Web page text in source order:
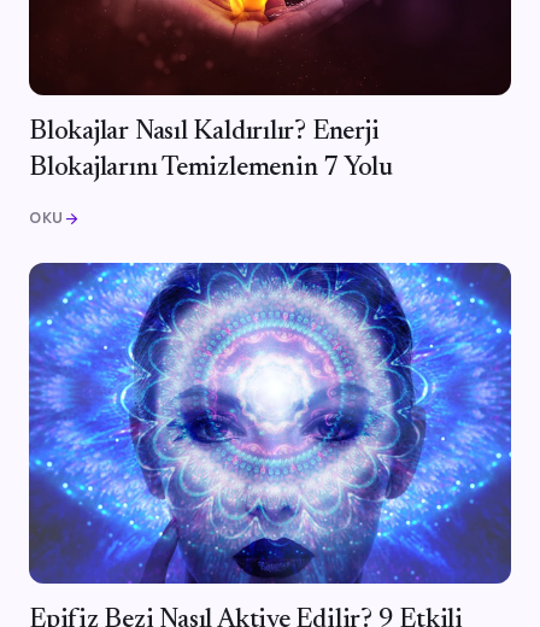
Blokajlar Nasıl Kaldırılır? Enerji
Blokajlarını Temizlemenin 7 Yolu
OKU arrow_forward
Epifiz Bezi Nasıl Aktive Edilir? 9 Etkili